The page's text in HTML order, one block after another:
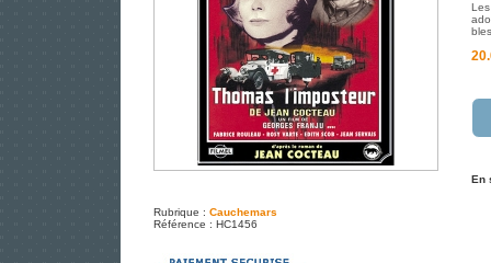
Rubrique : Cauchemars
Référence : HC1456
En